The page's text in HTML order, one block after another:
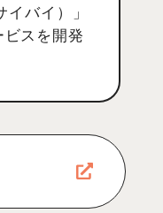
イバイ）」
スを開発